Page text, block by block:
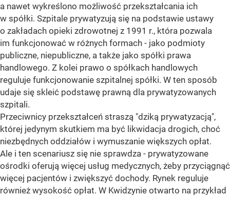
a nawet wykreślono możliwość przekształcania ich
w spółki. Szpitale prywatyzują się na podstawie ustawy
o zakładach opieki zdrowotnej z 1991 r., która pozwala
im funkcjonować w różnych formach - jako podmioty
publiczne, niepubliczne, a także jako spółki prawa
handlowego. Z kolei prawo o spółkach handlowych
reguluje funkcjonowanie szpitalnej spółki. W ten sposób
udaje się skleić podstawę prawną dla prywatyzowanych
szpitali.
Przeciwnicy przekształceń straszą "dziką prywatyzacją",
której jedynym skutkiem ma być likwidacja drogich, choć
niezbędnych oddziałów i wymuszanie większych opłat.
Ale i ten scenariusz się nie sprawdza - prywatyzowane
ośrodki oferują więcej usług medycznych, żeby przyciągnąć
więcej pacjentów i zwiększyć dochody. Rynek reguluje
również wysokość opłat. W Kwidzynie otwarto na przykład